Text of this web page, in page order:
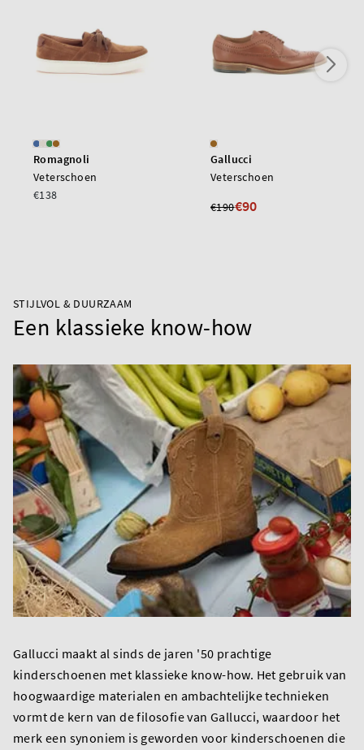
Romagnoli
Veterschoen
€138
Gallucci
Veterschoen
€190€90
STIJLVOL & DUURZAAM
Een klassieke know-how
Gallucci maakt al sinds de jaren '50 prachtige
kinderschoenen met klassieke know-how. Het gebruik van
hoogwaardige materialen en ambachtelijke technieken
vormt de kern van de filosofie van Gallucci, waardoor het
merk een synoniem is geworden voor kinderschoenen die